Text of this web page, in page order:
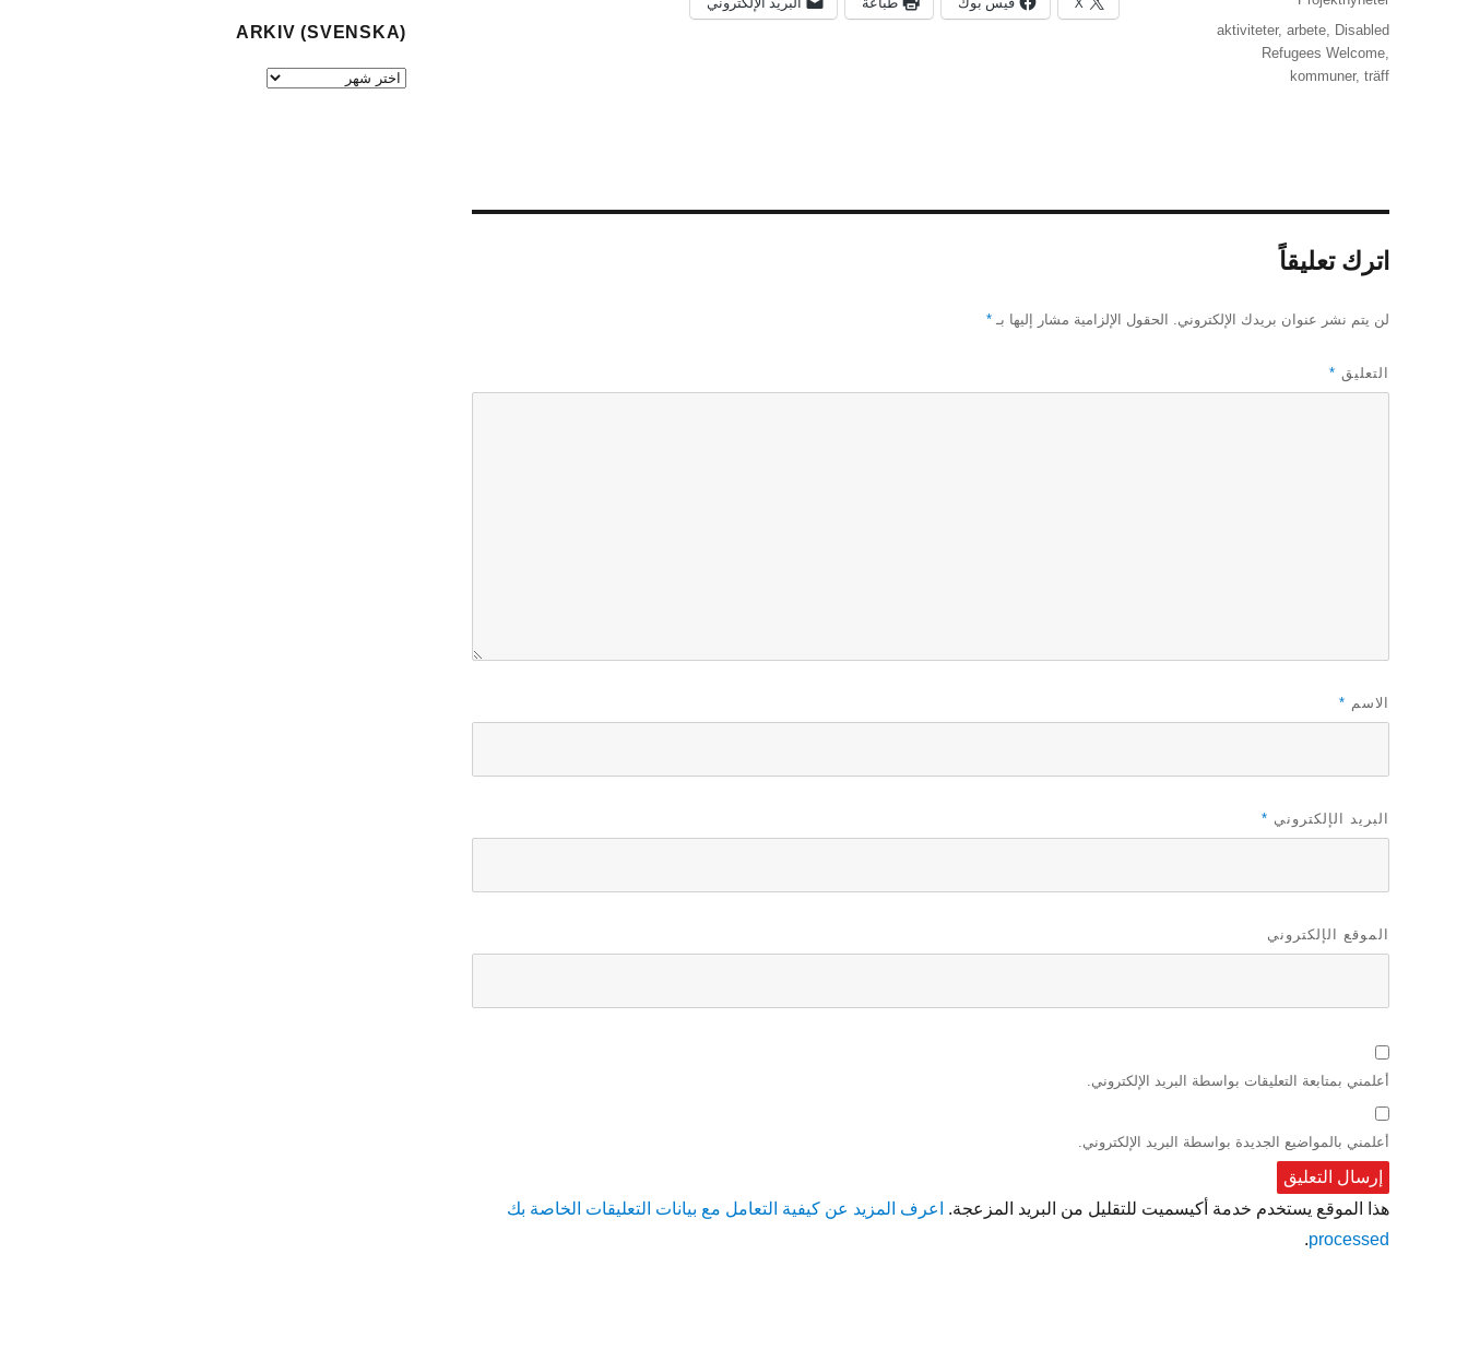
الوسوم
aktiviteter, arbete Disabled
Refugees Welcome
kommuner, träff
اترك تعليقاً
لن يتم نشر عنوان بريدك الإلكتروني. الحقول الإلزامية مشار إليها بـ *
التعليق *
الاسم *
البريد الإلكتروني *
الموقع الإلكتروني
أعلمني بمتابعة التعليقات بواسطة البريد الإلكتروني.
أعلمني بالمواضيع الجديدة بواسطة البريد الإلكتروني.
هذا الموقع يستخدم خدمة أكيسميت للتقليل من البريد المزعجة.
اعرف المزيد عن كيفية التعامل مع بيانات التعليقات الخاصة بك
processed
.
(SVENSKA) ARKIV